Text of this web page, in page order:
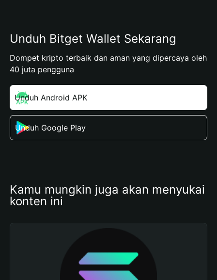
Unduh Bitget Wallet Sekarang
Dompet kripto terbaik dan aman yang dipercaya oleh
40 juta pengguna
Unduh Android APK
Unduh Google Play
Kamu mungkin juga akan menyukai
konten ini